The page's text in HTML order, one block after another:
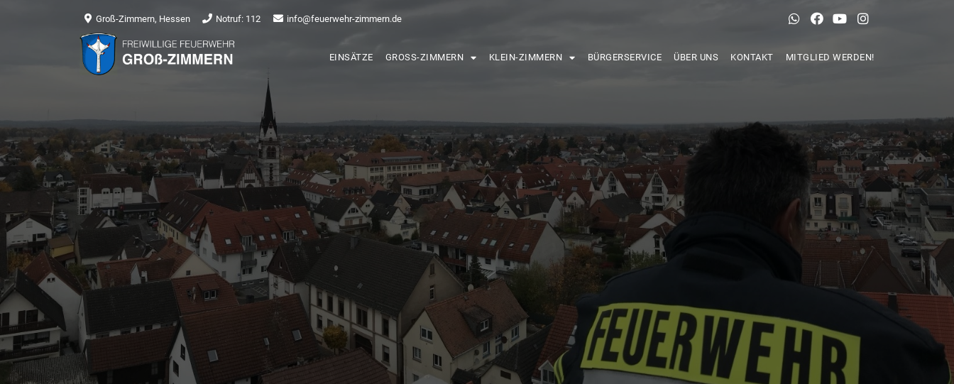
Groß-Zimmern, Hessen Notruf: 112 info@feuerwehr-zimmern.de
EINSÄTZE GROSS-ZIMMERN KLEIN-ZIMMERN BÜRGERSERVICE ÜBER UNS KONTAKT MITGLIED WERDEN!